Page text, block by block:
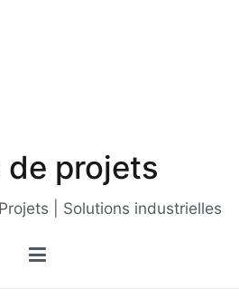
de projets
| Solutions industrielles